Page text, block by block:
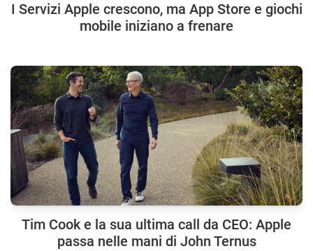
I Servizi Apple crescono, ma App Store e giochi
mobile iniziano a frenare
Tim Cook e la sua ultima call da CEO: Apple
passa nelle mani di John Ternus